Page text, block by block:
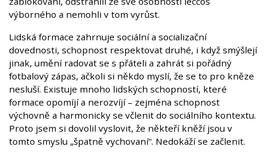
výborného a nemohli v tom vyrůst.
Lidská formace zahrnuje sociální a socializační
dovednosti, schopnost respektovat druhé, i když smýšlejí
jinak, umění radovat se s přáteli a zahrát si pořádný
fotbalový zápas, ačkoli si někdo myslí, že se to pro kněze
nesluší. Existuje mnoho lidských schopností, které
formace opomíjí a nerozvíjí – zejména schopnost
výchovně a harmonicky se včlenit do sociálního kontextu.
Proto jsem si dovolil vyslovit, že někteří kněží jsou v
tomto smyslu „špatně vychovaní“. Nedokáží se začlenit.